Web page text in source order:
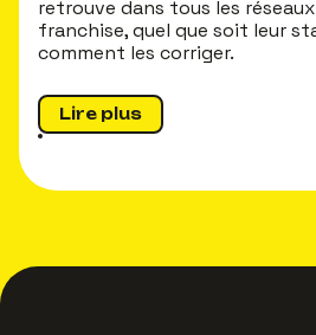
retrouve dans tous les
franchise, quel que soit leur
comment les corriger.
Lire plus